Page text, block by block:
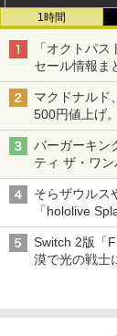
3
3
4
1時間
「オクトパ
セール情報ま
ニンテンドー
マクドナルド
500円値上げ
バーガーキン
ティ ザ・ワ
「特製ガーリ
そらザウルス
「hololive
ライン販売開
Switch 2版「
漠で光の戦士